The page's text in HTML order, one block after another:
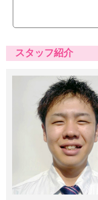
スタッフ紹介